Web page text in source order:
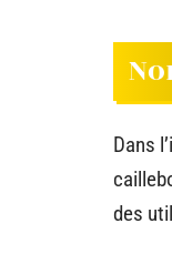
Dans
des